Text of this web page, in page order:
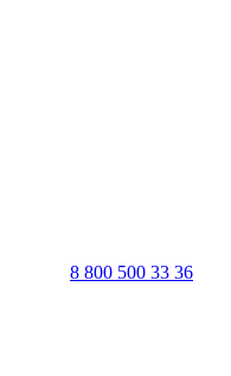
8 800 500 33 36